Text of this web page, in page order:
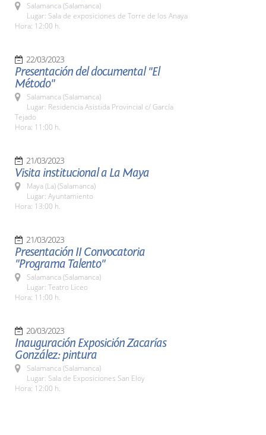
Salamanca (Salamanca)
Lugar: Sala de exposiciones de Torre de los Anaya
Hora: 12:00 h.
22/03/2023
Presentación del documental "El
Método"
Salamanca (Salamanca)
Lugar: Residencia Asistida Provincial c/ García
Tejado
Hora: 11:00 h.
21/03/2023
Visita institucional a La Maya
Maya (La) (Salamanca)
Lugar: Ayuntamiento
Hora: 13:00 h.
21/03/2023
Presentación II Convocatoria
"Programa Talento"
Salamanca (Salamanca)
Lugar: Teatro Liceo
Hora: 11:00 h.
20/03/2023
Inauguración Exposición Zacarías
González: pintura
Salamanca (Salamanca)
Lugar: Sala de Exposiciones San Eloy
Hora: 12:00 h.